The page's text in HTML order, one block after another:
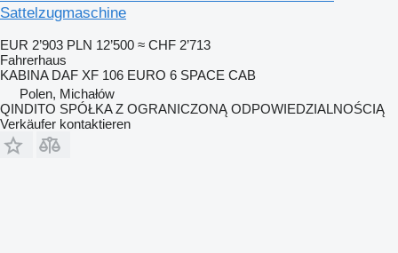
Sattelzugmaschine
EUR 2’903 PLN 12’500 ≈ CHF 2’713
Fahrerhaus
KABINA DAF XF 106 EURO 6 SPACE CAB
Polen, Michałów
QINDITO SPÓŁKA Z OGRANICZONĄ ODPOWIEDZIALNOŚCIĄ
Verkäufer kontaktieren